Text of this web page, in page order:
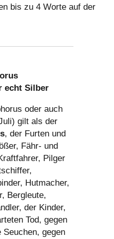
bis zu 4 Worte auf der
echt Silber
oder auch
gilt als der
, der Furten und
Fähr- und
Pilger
Hutmacher,
Bergleute,
der Kinder,
Tod, gegen
Seuchen, gegen